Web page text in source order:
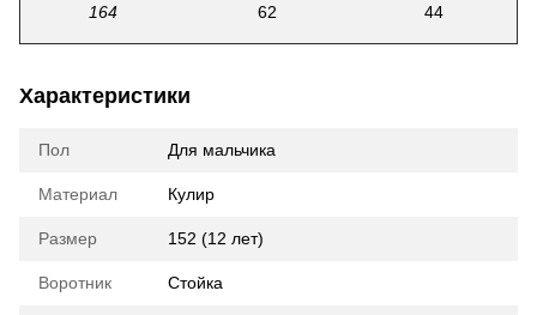
164 62 44
Характеристики
Пол Для мальчика
Материал Кулир
Размер 152 (12 лет)
Воротник Стойка